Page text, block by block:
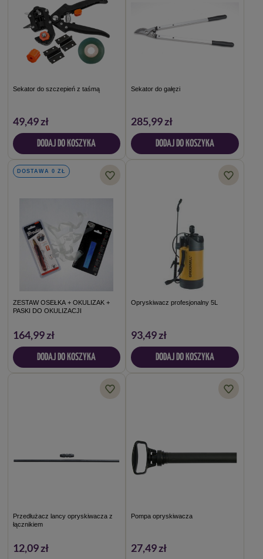
Sekator do szczepień z taśmą
49,49 zł
DODAJ DO KOSZYKA
Sekator do gałęzi
285,99 zł
DODAJ DO KOSZYKA
DOSTAWA 0 ZŁ
ZESTAW OSEŁKA + OKULIZAK +
PASKI DO OKULIZACJI
164,99 zł
DODAJ DO KOSZYKA
Opryskiwacz profesjonalny 5L
93,49 zł
DODAJ DO KOSZYKA
Przedłużacz lancy opryskiwacza z
łącznikiem
12,09 zł
Pompa opryskiwacza
27,49 zł